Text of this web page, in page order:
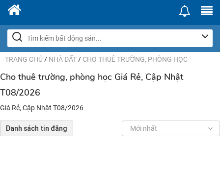
TRANG CHỦ / NHÀ ĐẤT / CHO THUÊ TRƯỜNG, PHÒNG HỌC
Cho thuê trường, phòng học Giá Rẻ, Cập Nhật
T08/2026
Giá Rẻ, Cập Nhật T08/2026
Danh sách tin đăng Mới nhất